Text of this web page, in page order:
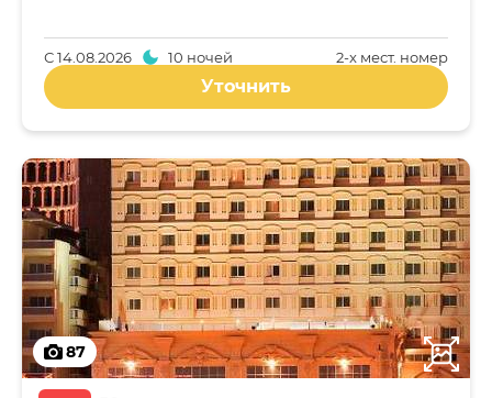
2-x мест. номер
С14.08.2026 10 ночей
Уточнить
87